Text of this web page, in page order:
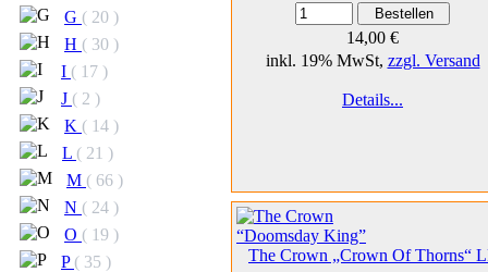
G ( 20 )
H ( 30 )
I ( 17 )
J ( 2 )
K ( 14 )
L ( 21 )
M ( 66 )
N ( 24 )
O ( 19 )
P ( 35 )
14,00 €
inkl. 19% MwSt, zzgl. Versand
Details...
The Crown „Crown Of Thorns“